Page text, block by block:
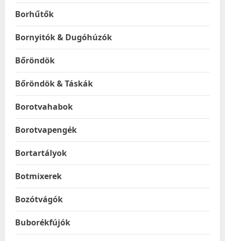
Borhűtők
Bornyitók & Dugóhúzók
Bőröndök
Bőröndök & Táskák
Borotvahabok
Borotvapengék
Bortartályok
Botmixerek
Bozótvágók
Buborékfújók